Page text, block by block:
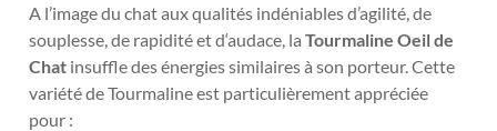
A l’image du chat aux qualités indéniables d’agilité, de
souplesse, de rapidité et d‘audace, laTourmaline Oeil de
Chat insuffle des énergies similaires à son porteur. Cette
variété de Tourmaline est particulièrement appréciée
pour :